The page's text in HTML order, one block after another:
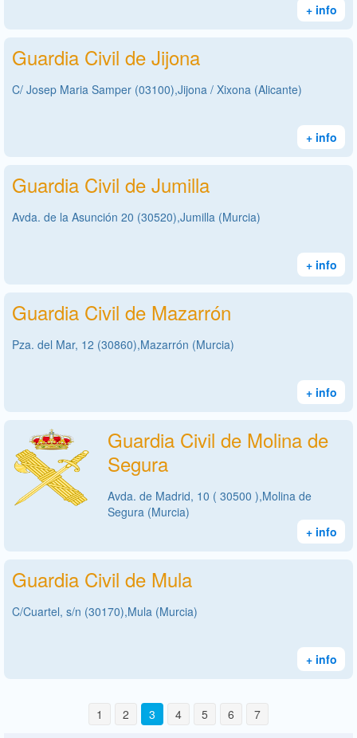
+ info
Guardia Civil de Jijona
C/ Josep Maria Samper (03100),Jijona / Xixona (Alicante)
+ info
Guardia Civil de Jumilla
Avda. de la Asunción 20 (30520),Jumilla (Murcia)
+ info
Guardia Civil de Mazarrón
Pza. del Mar, 12 (30860),Mazarrón (Murcia)
+ info
Guardia Civil de Molina de
Segura
Avda. de Madrid, 10 ( 30500 ),Molina de
Segura (Murcia)
+ info
Guardia Civil de Mula
C/Cuartel, s/n (30170),Mula (Murcia)
+ info
1 2 3 4 5 6 7